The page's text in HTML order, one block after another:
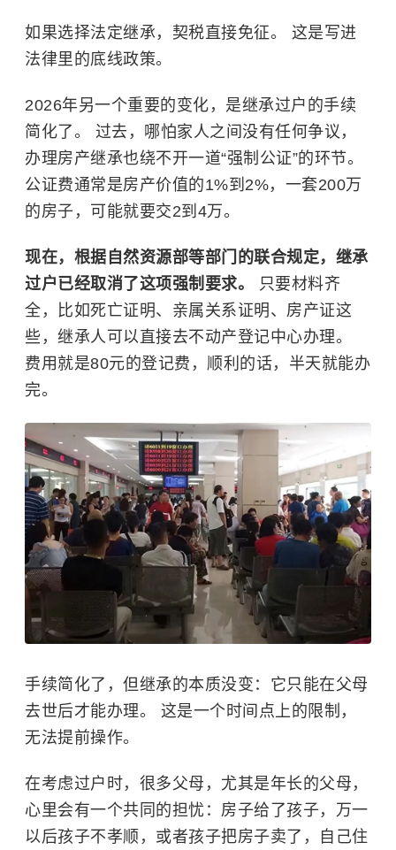
如果选择法定继承，契税直接免征。 这是写进
法律里的底线政策。
2026年另一个重要的变化，是继承过户的手续
简化了。 过去，哪怕家人之间没有任何争议，
办理房产继承也绕不开一道“强制公证”的环节。
公证费通常是房产价值的1%到2%，一套200万
的房子，可能就要交2到4万。
现在，根据自然资源部等部门的联合规定，继承
过户已经取消了这项强制要求。
只要材料齐
全，比如死亡证明、亲属关系证明、房产证这
些，继承人可以直接去不动产登记中心办理。
费用就是80元的登记费，顺利的话，半天就能办
完。
手续简化了，但继承的本质没变：它只能在父母
去世后才能办理。 这是一个时间点上的限制，
无法提前操作。
在考虑过户时，很多父母，尤其是年长的父母，
心里会有一个共同的担忧：房子给了孩子，万一
以后孩子不孝顺，或者孩子把房子卖了，自己住